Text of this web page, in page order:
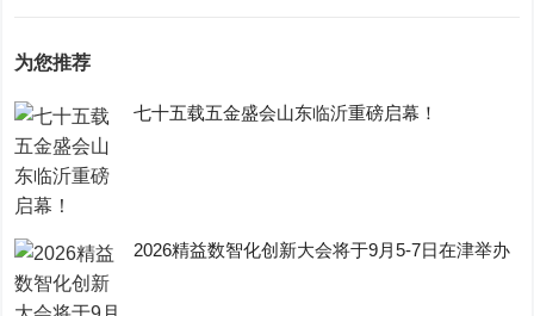
为您推荐
七十五载五金盛会山东临沂重磅启幕！
2026精益数智化创新大会将于9月5-7日在津举办